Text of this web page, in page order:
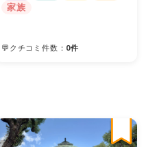
家族
💬クチコミ件数： 0件